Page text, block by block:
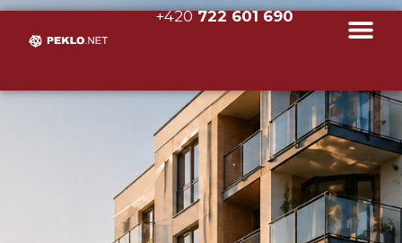
+420722 601 690